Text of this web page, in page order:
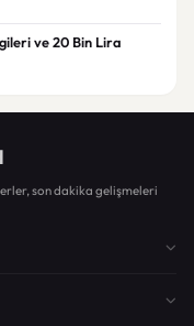
ve 20 Bin Lira
son dakika gelişmeleri